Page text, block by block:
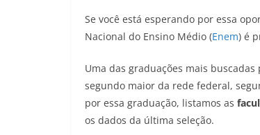
Se você está esperando por essa
Nacional do Ensino Médio (Enem) é
Uma das graduações mais buscadas
segundo maior da rede federal,
por essa graduação, listamos as
os dados da última seleção.